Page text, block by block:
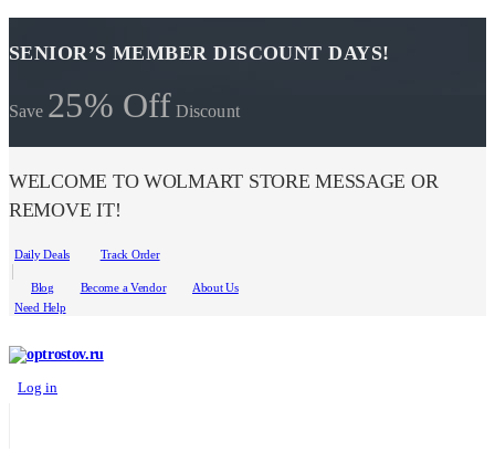
SENIOR’S MEMBER DISCOUNT DAYS!
Save 25% Off Discount
WELCOME TO WOLMART STORE MESSAGE OR
REMOVE IT!
Daily Deals Track Order
Blog Become a Vendor
About Us
Need Help
Log in